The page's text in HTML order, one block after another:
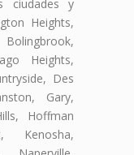
ciudades y
Heights,
Heights,
Des
Gary,
Hoffman
Kenosha,